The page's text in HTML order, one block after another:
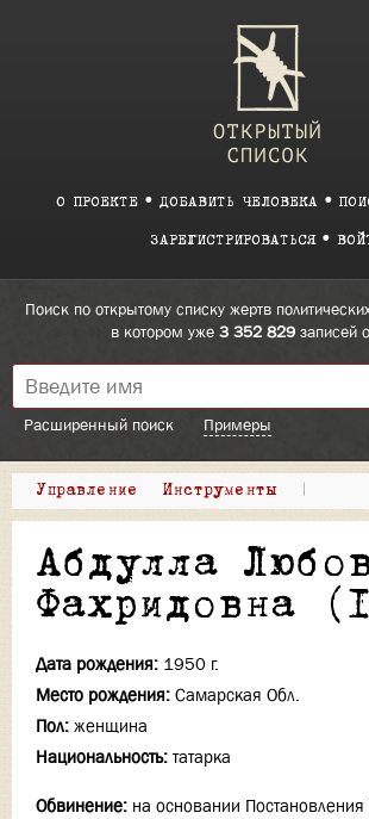
О ПРОЕКТЕ ДОБАВИТЬ ЧЕЛОВЕКА
ЗАРЕГИСТРИРОВАТЬСЯ
Поиск по открытому списку жертв
в котором уже 3 352 829 записей
Расширенный поиск Примеры
Управление Инструменты |
Абдулла
Фахридовна
Дата рождения: 1950 г.
Место рождения: Самарская Обл.
Пол: женщина
Национальность: татарка
Обвинение: на основании